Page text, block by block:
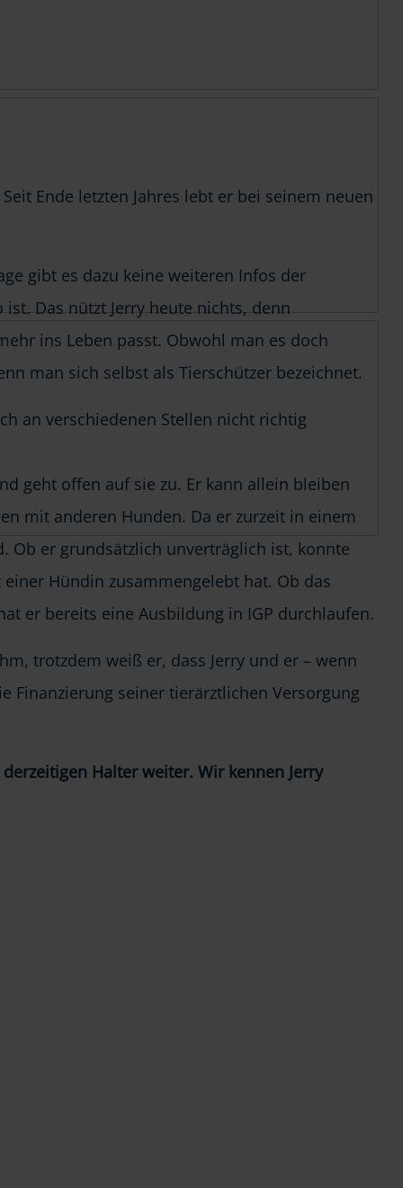
Ende letzten Jahres lebt er bei seinem neuen
gibt es dazu keine weiteren Infos der
Das nützt Jerry heute nichts, denn
ins Leben passt. Obwohl man es doch
man sich selbst als Tierschützer bezeichnet.
an verschiedenen Stellen nicht richtig
geht offen auf sie zu. Er kann allein bleiben
mit anderen Hunden. Da er zurzeit in einem
Ob er grundsätzlich unverträglich ist, konnte
Hündin zusammengelebt hat. Ob das
er bereits eine Ausbildung in IGP durchlaufen.
trotzdem weiß er, dass Jerry und er – wenn
Finanzierung seiner tierärztlichen Versorgung
Halter weiter. Wir kennen Jerry